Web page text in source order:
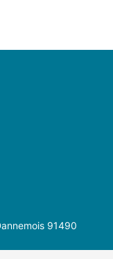
91490